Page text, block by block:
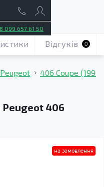
099 657 61 50
Peugeot 406 Coupe
Peugeot 406
Відгуків 0
на замовлення